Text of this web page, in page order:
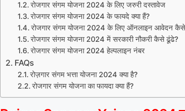
रोजगार संगम योजना 2024 के लिए जरुरी दस्तावेज
रोजगार संगम योजना 2024 के फायदे क्या हैं?
रोजगार संगम योजना 2024 के लिए ऑनलाइन आवेदन
रोजगार संगम योजना 2024 में सरकारी नौकरी कैसे ढूंढे?
रोजगार संगम योजना 2024 हेल्पलाइन नंबर
FAQs
रोज़गार संगम भत्ता योजना 2024 क्या है?
रोजगार संगम योजना का फायदा क्या हैं?